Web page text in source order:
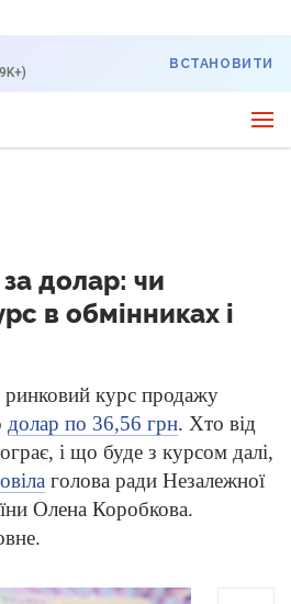
ВСТАНОВИТИ
долар: чи
в обмінниках і
курс продажу
долар по 36,56 грн. Хто від
і що буде з курсом далі,
голова ради Незалежної
Олена Коробкова.